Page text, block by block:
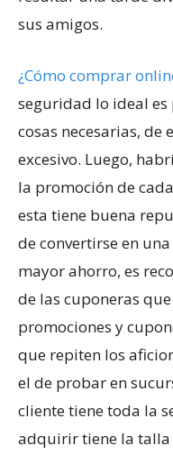
sus amigos.
¿Cómo comprar
seguridad lo ideal es
cosas necesarias, de
excesivo. Luego,
la promoción de
esta tiene buena
de convertirse en
mayor ahorro, es
de las cuponeras
promociones y
que repiten los
el de probar en
cliente tiene toda la
adquirir tiene la talla